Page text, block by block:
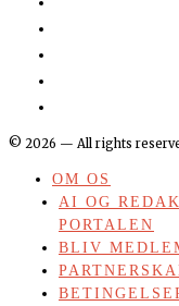
© 2026 — All rights
OM OS
AI OG
PORTALEN
BLIV